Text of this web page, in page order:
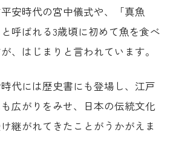
安時代の宮中儀式や、「真魚
と呼ばれる3歳頃に初めて魚を食べ
、はじまりと言われています。
代には歴史書にも登場し、江戸
広がりをみせ、日本の伝統文化
継がれてきたことがうかがえま